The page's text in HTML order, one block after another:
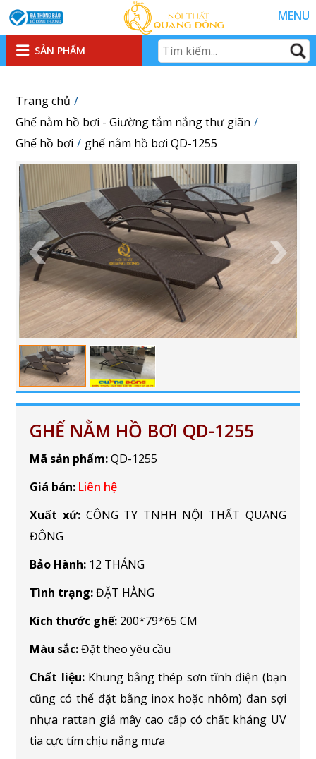
MENU
SẢN PHẨM
Trang chủ
Ghế nằm hồ bơi - Giường tắm nắng thư giãn
Ghế hồ bơi
ghế nằm hồ bơi QD-1255
GHẾ NẰM HỒ BƠI QD-1255
Mã sản phẩm:QD-1255
Giá bán: Liên hệ
Xuất xứ: CÔNG TY TNHH NỘI THẤT QUANG
ĐÔNG
Bảo Hành: 12 THÁNG
Tình trạng:ĐẶT HÀNG
Kích thước ghế: 200*79*65 CM
Màu sắc:Đặt theo yêu cầu
Chất liệu:Khung bằng thép sơn tĩnh điện (bạn
cũng có thể đặt bằng inox hoặc nhôm) đan sợi
nhựa rattan giả mây cao cấp có chất kháng UV
tia cực tím chịu nắng mưa